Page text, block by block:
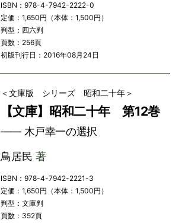
ISBN：978-4-7942-2222-0
定価：1,650円（本体：1,500円）
判型：四六判
頁数：256頁
初版刊行日：2016年08月24日
＜文庫版 シリーズ 昭和二十年＞
【文庫】昭和二十年 第12巻
―― 木戸幸一の選択
鳥居民 著
ISBN：978-4-7942-2221-3
定価：1,650円（本体：1,500円）
判型：文庫判
頁数：352頁